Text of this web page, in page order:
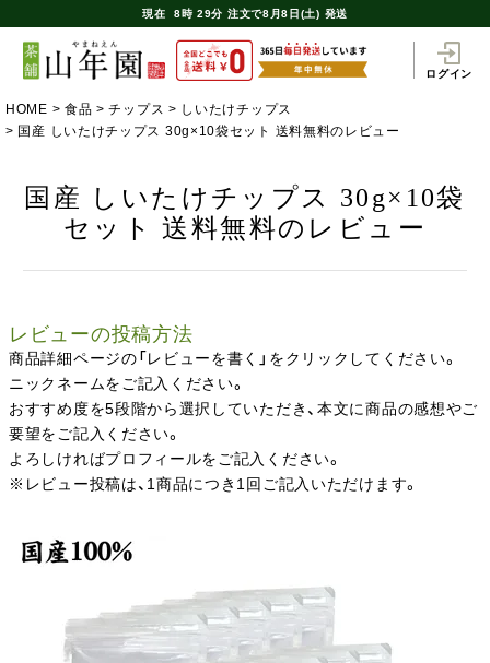
現在 8時 29分 注文で8月8日(土) 発送
ログイン
HOME 食品 チップス
しいたけチップス
国産 しいたけチップス 30g×10袋セット 送料無料のレビュー
国産 しいたけチップス 30g×10袋
セット 送料無料のレビュー
レビューの投稿方法
商品詳細ページの「レビューを書く」をクリックしてください。
ニックネームをご記入ください。
おすすめ度を5段階から選択していただき、本文に商品の感想やご
要望をご記入ください。
よろしければプロフィールをご記入ください。
※レビュー投稿は、1商品につき1回ご記入いただけます。